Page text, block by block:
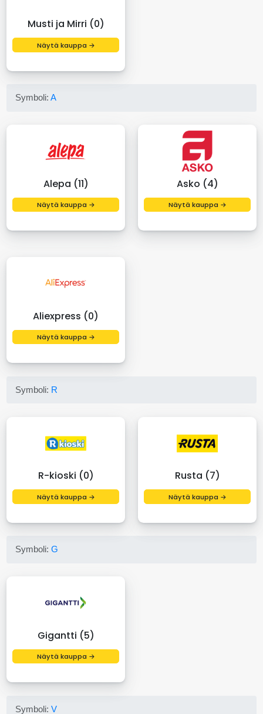
Musti ja Mirri (0)
Näytä kauppa →
Symboli:A
Alepa (11)
Näytä kauppa →
Asko (4)
Näytä kauppa →
Aliexpress (0)
Näytä kauppa →
Symboli: R
R-kioski (0)
Näytä kauppa →
Rusta (7)
Näytä kauppa →
Symboli:G
Gigantti (5)
Näytä kauppa →
Symboli:V